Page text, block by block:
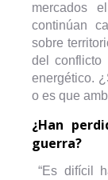
mercados
continúan
sobre
del
energético.
o es que
¿Han
guerra?
“Es difícil